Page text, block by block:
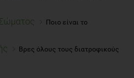
Ποιο είναι το
Βρες όλους τους διατροφικούς